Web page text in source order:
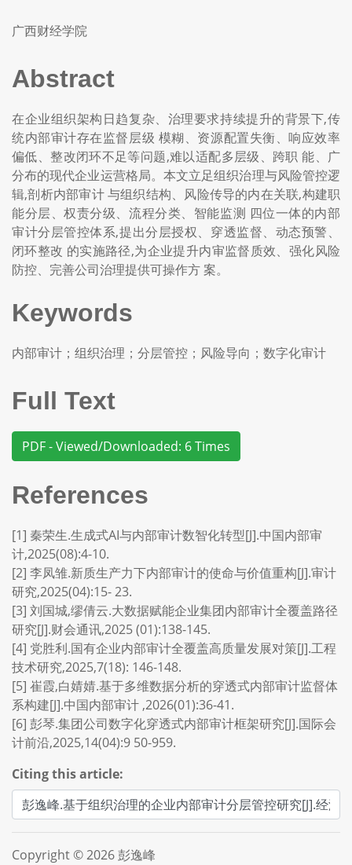
广西财经学院
Abstract
在企业组织架构日趋复杂、治理要求持续提升的背景下,传
统内部审计存在监督层级 模糊、资源配置失衡、响应效率
偏低、整改闭环不足等问题,难以适配多层级、跨职 能、广
分布的现代企业运营格局。本文立足组织治理与风险管控逻
辑,剖析内部审计 与组织结构、风险传导的内在关联,构建职
能分层、权责分级、流程分类、智能监测 四位一体的内部
审计分层管控体系,提出分层授权、穿透监督、动态预警、
闭环整改 的实施路径,为企业提升内审监督质效、强化风险
防控、完善公司治理提供可操作方 案。
Keywords
内部审计；组织治理；分层管控；风险导向；数字化审计
Full Text
PDF - Viewed/Downloaded: 6 Times
References
[1] 秦荣生.生成式AI与内部审计数智化转型[J].中国内部审
计,2025(08):4-10.
[2] 李凤雏.新质生产力下内部审计的使命与价值重构[J].审计
研究,2025(04):15- 23.
[3] 刘国城,缪倩云.大数据赋能企业集团内部审计全覆盖路径
研究[J].财会通讯,2025 (01):138-145.
[4] 党胜利.国有企业内部审计全覆盖高质量发展对策[J].工程
技术研究,2025,7(18): 146-148.
[5] 崔霞,白婧婧.基于多维数据分析的穿透式内部审计监督体
系构建[J].中国内部审计 ,2026(01):36-41.
[6] 彭琴.集团公司数字化穿透式内部审计框架研究[J].国际会
计前沿,2025,14(04):9 50-959.
Citing this article:
Copyright © 2026 彭逸峰